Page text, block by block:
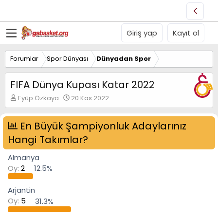
Giriş yap Kayıt ol
Forumlar Spor Dünyası Dünyadan Spor
FIFA Dünya Kupası Katar 2022
K
o
n
u
u
B
a
ş
l
t
a
n
Eyüp Özkaya
B
a
ş
l
a
n
g
h
20 Kas 2022
En Büyük Şampiyonluk Adaylarınız
Hangi Takımlar?
Almanya
Oy: 2 12.5%
Arjantin
Oy: 5 31.3%